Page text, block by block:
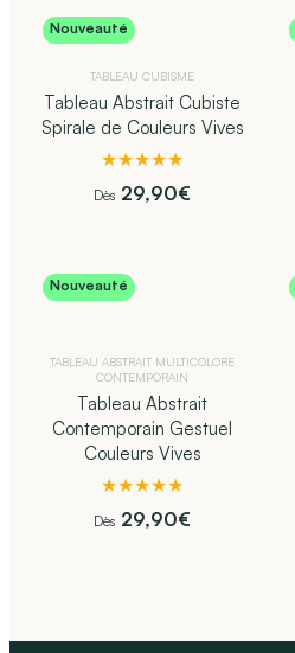
Nouveauté
TABLEAU CUBISME
Tableau Abstrait Cubiste
Spirale de Couleurs Vives
★★★★★
Dès 29,90€
Nouveauté
TABLEAU ABSTRAIT MULTICOLORE
CONTEMPORAIN​
Tableau Abstrait
Contemporain Gestuel
Couleurs Vives
★★★★★
Dès 29,90€